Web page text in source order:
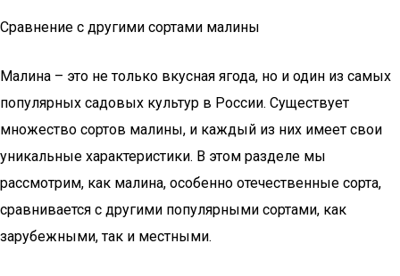
Сравнение с другими сортами малины
Малина – это не только вкусная ягода, но и один из самых
популярных садовых культур в России. Существует
множество сортов малины, и каждый из них имеет свои
уникальные характеристики. В этом разделе мы
рассмотрим, как малина, особенно отечественные сорта,
сравнивается с другими популярными сортами, как
зарубежными, так и местными.